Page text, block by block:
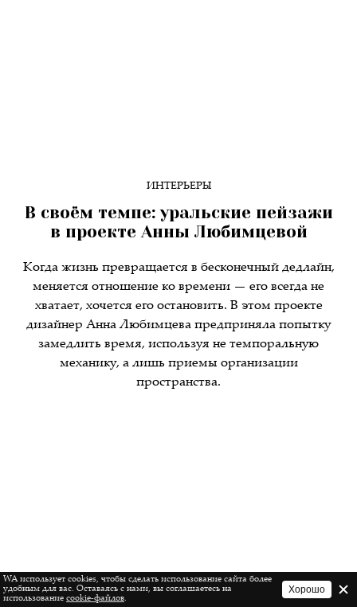
ИНТЕРЬЕРЫ
В своём темпе: уральские пейзажи
в проекте Анны Любимцевой
Когда жизнь превращается в бесконечный дедлайн,
меняется отношение ко времени — его всегда не
хватает, хочется его остановить. В этом проекте
дизайнер Анна Любимцева предприняла попытку
замедлить время, используя не темпоральную
механику, а лишь приемы организации
пространства.
WA использует cookies, чтобы сделать использование сайта более
удобным для вас. Оставаясь с нами, вы соглашаетесь на
использование cookie-файлов.
Хорошо